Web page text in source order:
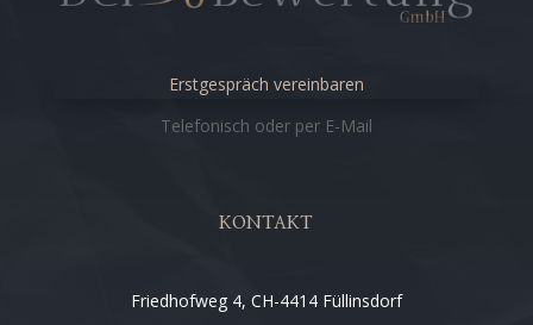
Erstgespräch vereinbaren
Telefonisch oder per E-Mail
KONTAKT
Friedhofweg 4, CH-4414 Füllinsdorf